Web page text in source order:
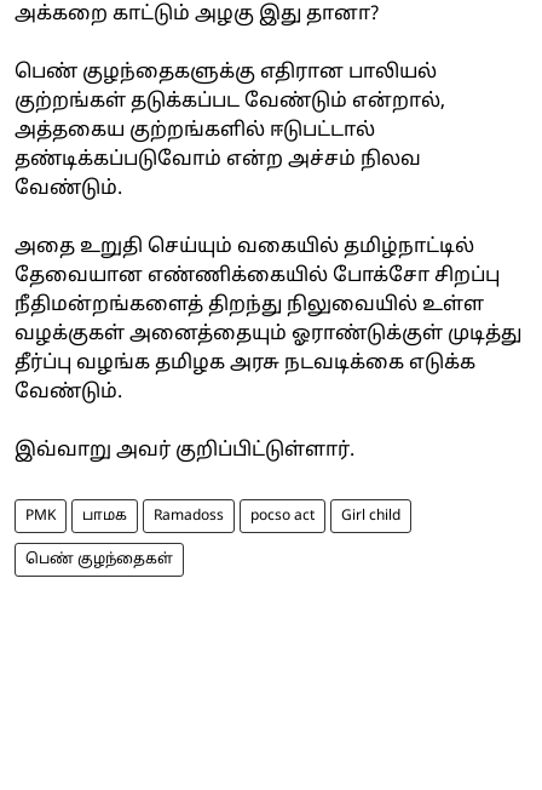
அக்கறை காட்டும் அழகு இது தானா?
பெண் குழந்தைகளுக்கு எதிரான பாலியல்
குற்றங்கள் தடுக்கப்பட வேண்டும் என்றால்,
அத்தகைய குற்றங்களில் ஈடுபட்டால்
தண்டிக்கப்படுவோம் என்ற அச்சம் நிலவ
வேண்டும்.
அதை உறுதி செய்யும் வகையில் தமிழ்நாட்டில்
தேவையான எண்ணிக்கையில் போக்சோ சிறப்பு
நீதிமன்றங்களைத் திறந்து நிலுவையில் உள்ள
வழக்குகள் அனைத்தையும் ஓராண்டுக்குள் முடித்து
தீர்ப்பு வழங்க தமிழக அரசு நடவடிக்கை எடுக்க
வேண்டும்.
இவ்வாறு அவர் குறிப்பிட்டுள்ளார்.
PMK பாமக Ramadoss pocso act Girl child
பெண் குழந்தைகள்